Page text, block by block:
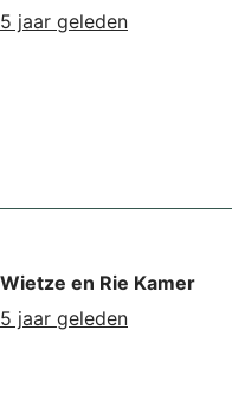
5 jaar geleden
Wietze en Rie Kamer
5 jaar geleden